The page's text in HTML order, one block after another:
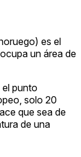
es el
un área de
punto
solo 20
que sea de
de una